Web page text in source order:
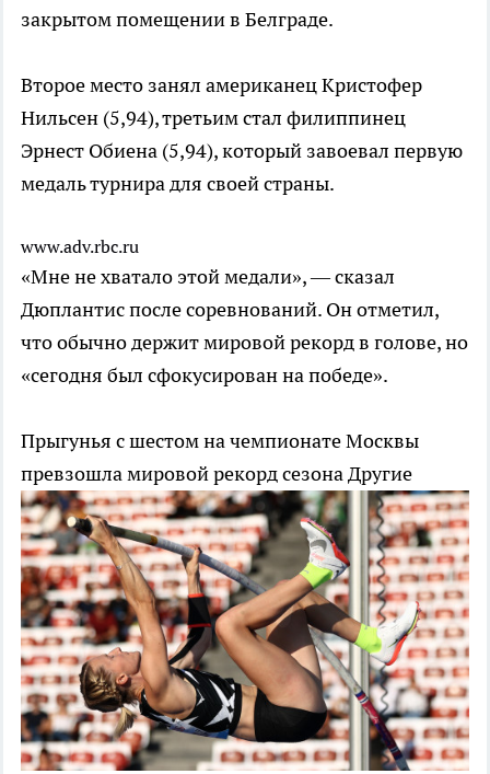
закрытом помещении в Белграде.
Второе место занял американец Кристофер
Нильсен (5,94), третьим стал филиппинец
Эрнест Обиена (5,94), который завоевал первую
медаль турнира для своей страны.
www.adv.rbc.ru
«Мне не хватало этой медали», — сказал
Дюплантис после соревнований. Он отметил,
что обычно держит мировой рекорд в голове, но
«сегодня был сфокусирован на победе».
Прыгунья с шестом на чемпионате Москвы
превзошла мировой рекорд сезонаДругие